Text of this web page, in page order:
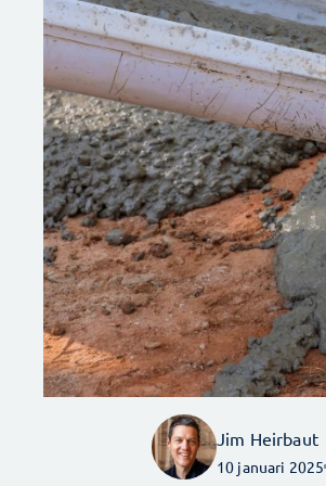
Jim Heirbaut
10 januari 2025